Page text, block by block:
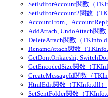
SetEditorAccount関数（
SetEditorAccount2関数（
AccountFrom、
AddAttach, UndoAttach関数
DeleteAttach関数（
RenameAttach関数（
GetDontOrikaeshi,
GetEncodedSize関数（
CreateMessageId関数（
HtmlEdit関数（TKInfo.dll）
SetSentFolder関数（